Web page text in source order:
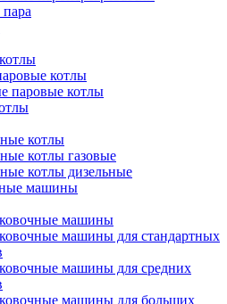
котлы
паровые котлы
котлы
котлы газовые
котлы дизельные
машины
машины
машины для стандартных
машины для средних
машины для больших